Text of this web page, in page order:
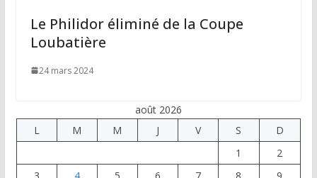
Le Philidor éliminé de la Coupe
Loubatière
24 mars 2024
août 2026
L
M M J V S
D
1
2